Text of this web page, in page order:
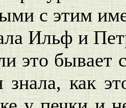
с этим
Ильф и
это бывает
как